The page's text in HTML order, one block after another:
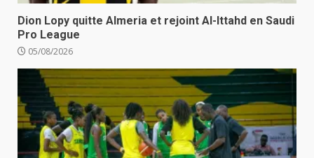
Dion Lopy quitte Almeria et rejoint Al-Ittahd en Saudi
Pro League
05/08/2026